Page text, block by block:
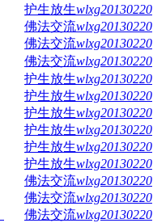
护生放生wlxg20130220
佛法交流wlxg20130220
佛法交流wlxg20130220
佛法交流wlxg20130220
护生放生wlxg20130220
护生放生wlxg20130220
护生放生wlxg20130220
护生放生wlxg20130220
护生放生wlxg20130220
护生放生wlxg20130220
佛法交流wlxg20130220
佛法交流wlxg20130220
佛法交流wlxg20130220